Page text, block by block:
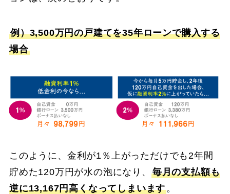
例）3,500万円の戸建てを35年ローンで購入する
場合
このように、金利が1％上がっただけでも2年間
貯めた120万円が水の泡になり、 毎月の支払額も
逆に13,167円高くなってしまいます。